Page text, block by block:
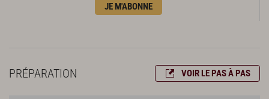
JE M'ABONNE
PRÉPARATION VOIR LE PAS À PAS